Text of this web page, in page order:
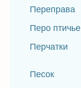
Переправа
Перо птичье
Перчатки
Песок